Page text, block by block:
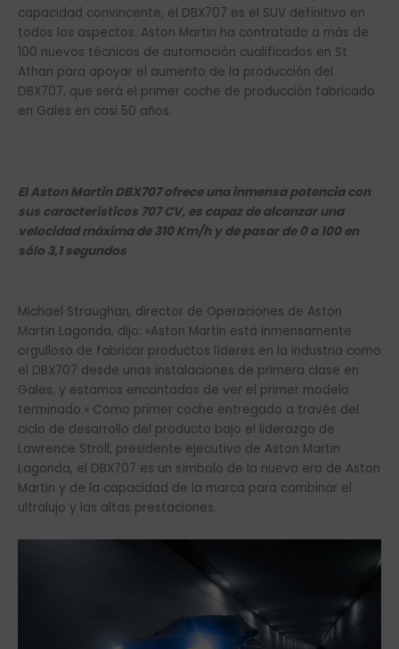
capacidad convincente, el DBX707 es el SUV definitivo en
todos los aspectos. Aston Martin ha contratado a más de
100 nuevos técnicos de automoción cualificados en St
Athan para apoyar el aumento de la producción del
DBX707, que será el primer coche de producción fabricado
en Gales en casi 50 años.
El Aston Martin DBX707 ofrece una inmensa potencia con
sus característicos 707 CV, es capaz de alcanzar una
velocidad máxima de 310 Km/h y de pasar de 0 a 100 en
sólo 3,1 segundos
Michael Straughan, director de Operaciones de Aston
Martin Lagonda, dijo: «Aston Martin está inmensamente
orgulloso de fabricar productos líderes en la industria como
el DBX707 desde unas instalaciones de primera clase en
Gales, y estamos encantados de ver el primer modelo
terminado.» Como primer coche entregado a través del
ciclo de desarrollo del producto bajo el liderazgo de
Lawrence Stroll, presidente ejecutivo de Aston Martin
Lagonda, el DBX707 es un símbolo de la nueva era de Aston
Martin y de la capacidad de la marca para combinar el
ultralujo y las altas prestaciones.